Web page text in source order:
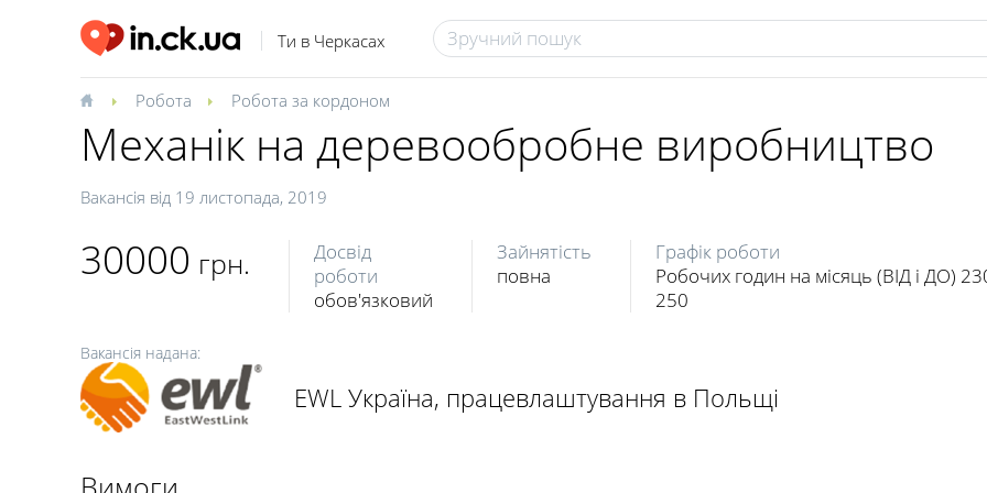
Ти в Черкасах
Робота Робота за кордоном
Механік на деревообробне виробництво
Вакансія від 19 листопада, 2019
30000 грн.
Досвід
роботи
обов'язковий
Зайнятість
повна
Графік роботи
Робочих годин на місяць (ВІД і ДО)
250
Вакансія надана:
EWL Україна, працевлаштування в Польщі